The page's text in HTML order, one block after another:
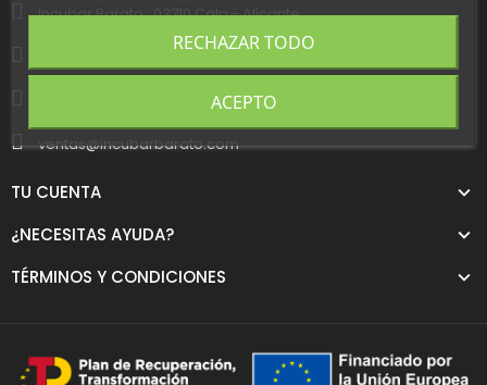
RECHAZAR TODO
ACEPTO
Incubar Barato , 03710 Calp - Alicante
ventas@incubarbarato.com
TU CUENTA
¿NECESITAS AYUDA?
TÉRMINOS Y CONDICIONES